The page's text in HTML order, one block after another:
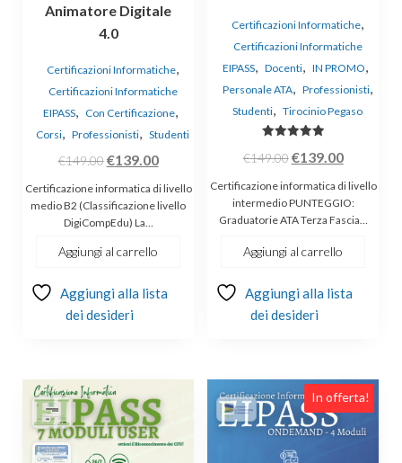
Animatore Digitale
4.0
Certificazioni Informatiche,
Certificazioni Informatiche
EIPASS, Con Certificazione,
Corsi, Professionisti, Studenti
€149.00 Il
prezzo
originale
era:
€149.00.
€139.00Il
prezzo
attuale
Certificazione informatica di livello
medio B2 (Classificazione livello
DigiCompEdu) La…
Aggiungi al carrello
Aggiungi alla lista
dei desideri
Certificazioni Informatiche,
Certificazioni Informatiche
EIPASS, Docenti, IN PROMO,
Personale ATA, Professionisti,
Studenti, Tirocinio Pegaso
5.00
su 5
€149.00Il
prezzo
originale
era:
€149.00.
€139.00Il
prezzo
attuale
è:
Certificazione informatica di livello
intermedio PUNTEGGIO:
Graduatorie ATA Terza Fascia…
Aggiungi al carrello
Aggiungi alla lista
dei desideri
Questo
prodotto
più
In offerta!